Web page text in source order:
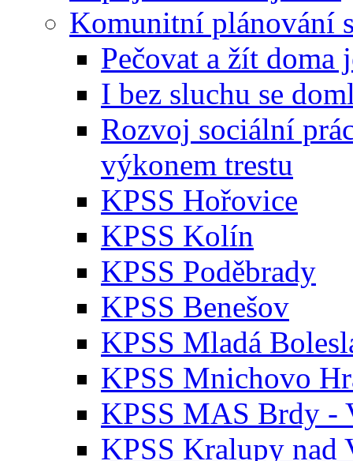
Komunitní plánování
Pečovat a žít doma
I bez sluchu se
Rozvoj sociální
výkonem trestu
KPSS Hořovice
KPSS Kolín
KPSS Poděbrady
KPSS Benešov
KPSS Mladá
KPSS Mnichovo
KPSS MAS Brdy -
KPSS Kralupy nad